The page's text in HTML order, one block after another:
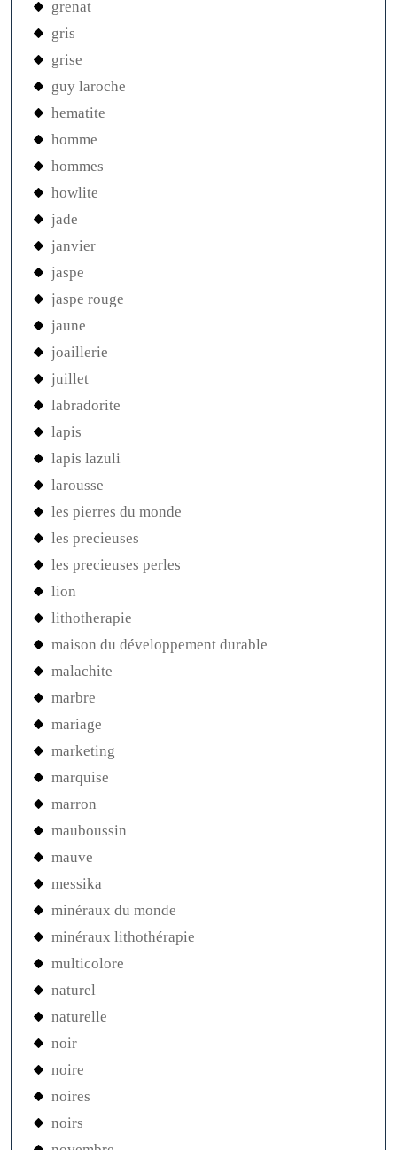
grenat
gris
grise
guy laroche
hematite
homme
hommes
howlite
jade
janvier
jaspe
jaspe rouge
jaune
joaillerie
juillet
labradorite
lapis
lapis lazuli
larousse
les pierres du monde
les precieuses
les precieuses perles
lion
lithotherapie
maison du développement durable
malachite
marbre
mariage
marketing
marquise
marron
mauboussin
mauve
messika
minéraux du monde
minéraux lithothérapie
multicolore
naturel
naturelle
noir
noire
noires
noirs